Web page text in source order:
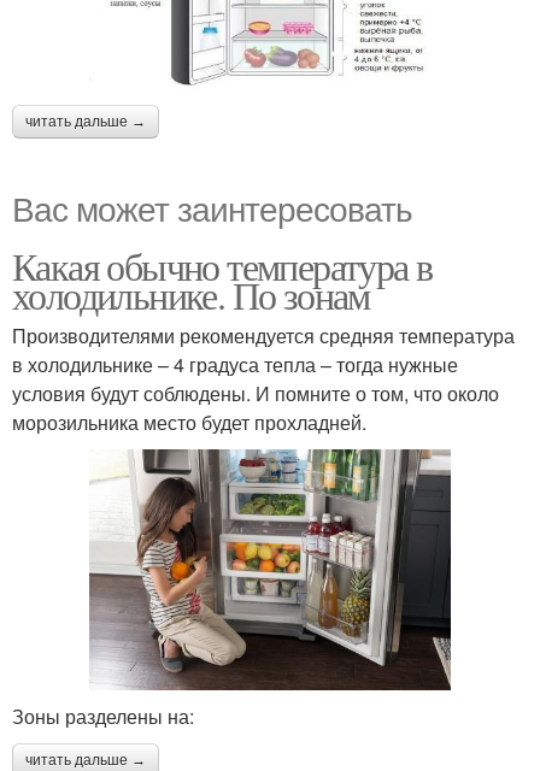
читать дальше →
Вас может заинтересовать
Какая обычно температура в
холодильнике. По зонам
Производителями рекомендуется средняя температура
в холодильнике – 4 градуса тепла – тогда нужные
условия будут соблюдены. И помните о том, что около
морозильника место будет прохладней.
Зоны разделены на:
читать дальше →